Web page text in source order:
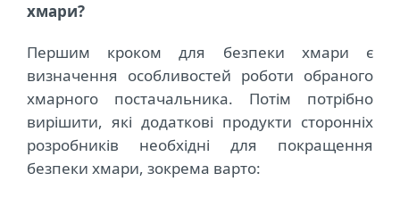
хмари?
Першим кроком для безпеки хмари є
визначення особливостей роботи обраного
хмарного постачальника. Потім потрібно
вирішити, які додаткові продукти сторонніх
розробників необхідні для покращення
безпеки хмари, зокрема варто: